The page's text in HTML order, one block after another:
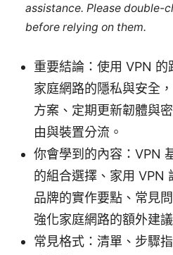
assistance. Please double-
before relying on them.
重要結論：使用 VPN
家庭網路的隱私與安全
方案、定期更新韌體與
由與裝置分流。
你會學到的內容：VPN
的組合選擇、家用 VPN
品牌的實作要點、常見
強化家庭網路的額外建議
常見格式：清單、步驟